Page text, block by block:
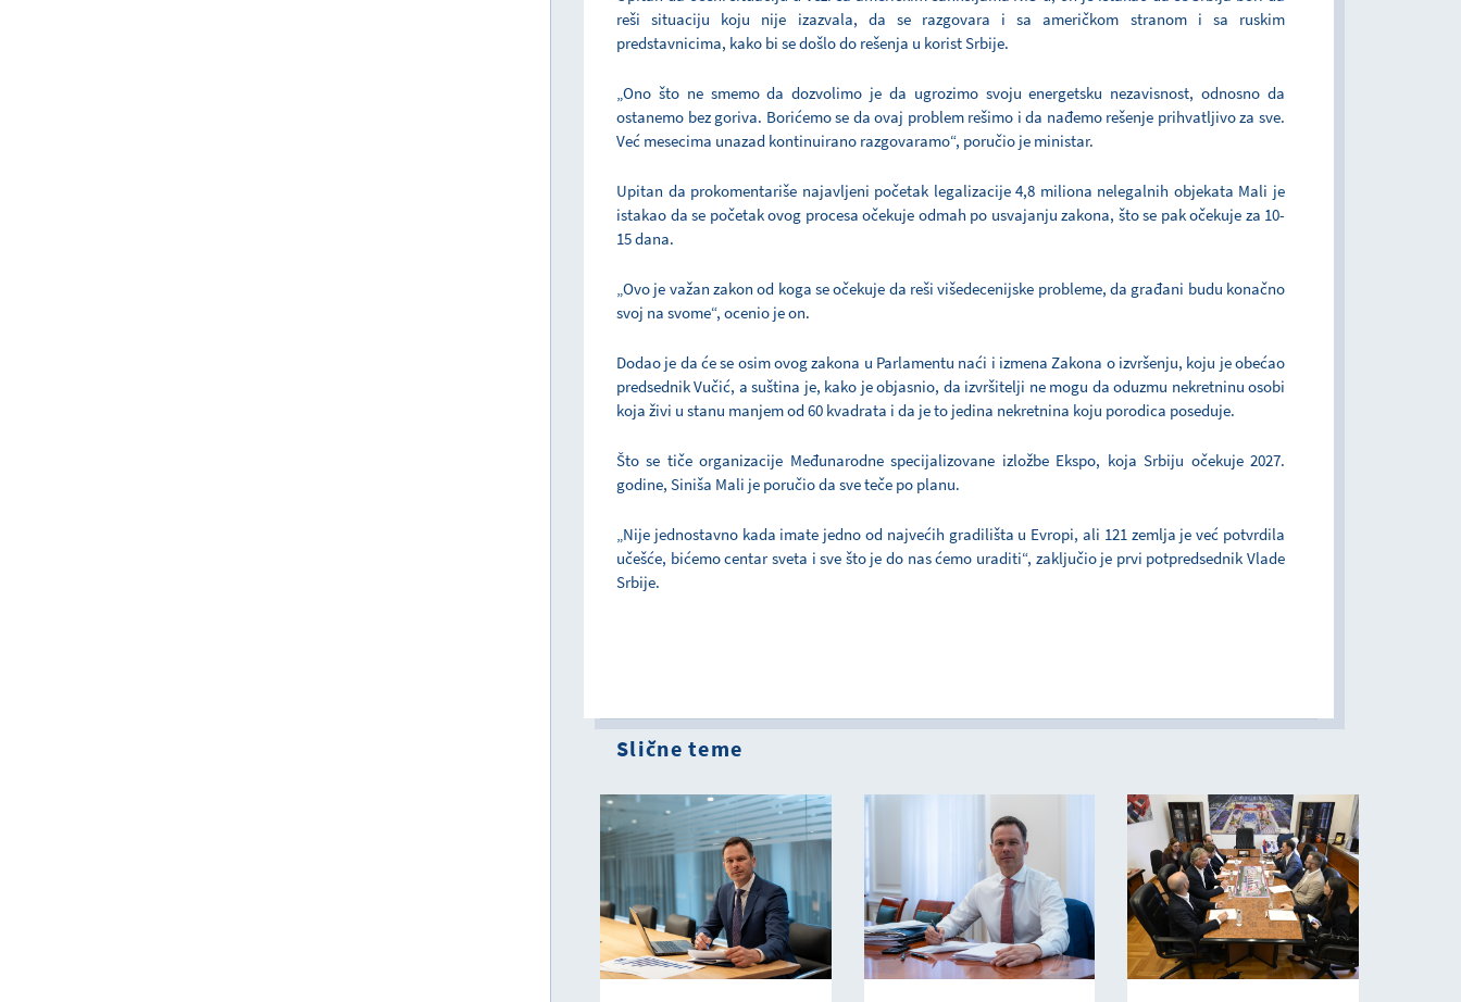
reši situaciju koju nije izazvala, da se razgovara i sa američkom stranom i sa ruskim
predstavnicima, kako bi se došlo do rešenja u korist Srbije.
„Ono što ne smemo da dozvolimo je da ugrozimo svoju energetsku nezavisnost, odnosno da
ostanemo bez goriva. Borićemo se da ovaj problem rešimo i da nađemo rešenje prihvatljivo za sve.
Već mesecima unazad kontinuirano razgovaramo“, poručio je ministar.
Upitan da prokomentariše najavljeni početak legalizacije 4,8 miliona nelegalnih objekata Mali je
istakao da se početak ovog procesa očekuje odmah po usvajanju zakona, što se pak očekuje za 10-
15 dana.
„Ovo je važan zakon od koga se očekuje da reši višedecenijske probleme, da građani budu konačno
svoj na svome“, ocenio je on.
Dodao je da će se osim ovog zakona u Parlamentu naći i izmena Zakona o izvršenju, koju je obećao
predsednik Vučić, a suština je, kako je objasnio, da izvršitelji ne mogu da oduzmu nekretninu osobi
koja živi u stanu manjem od 60 kvadrata i da je to jedina nekretnina koju porodica poseduje.
Što se tiče organizacije Međunarodne specijalizovane izložbe Ekspo, koja Srbiju očekuje 2027.
godine, Siniša Mali je poručio da sve teče po planu.
„Nije jednostavno kada imate jedno od najvećih gradilišta u Evropi, ali 121 zemlja je već potvrdila
učešće, bićemo centar sveta i sve što je do nas ćemo uraditi“, zaključio je prvi potpredsednik Vlade
Srbije.
Slične teme